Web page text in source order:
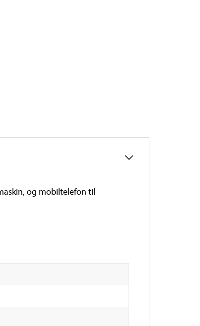
og mobiltelefon til